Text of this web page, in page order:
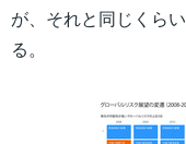
が、それと同じくら
る。